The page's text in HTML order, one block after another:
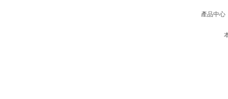
產品中心